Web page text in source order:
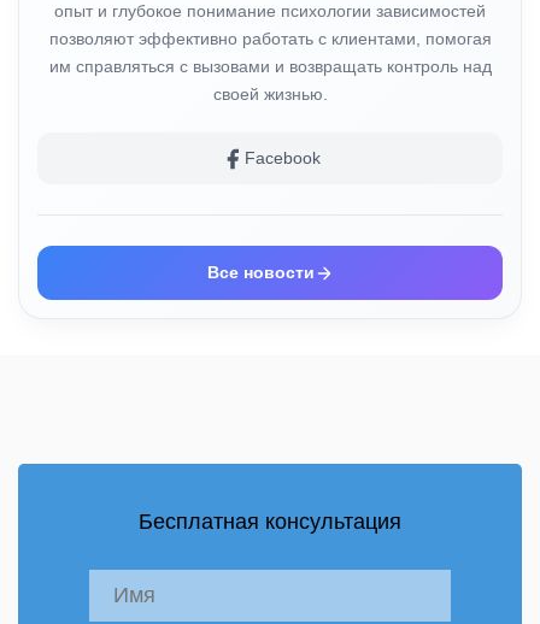
опыт и глубокое понимание психологии зависимостей
позволяют эффективно работать с клиентами, помогая
им справляться с вызовами и возвращать контроль над
своей жизнью.
Facebook
Все новости
Бесплатная консультация